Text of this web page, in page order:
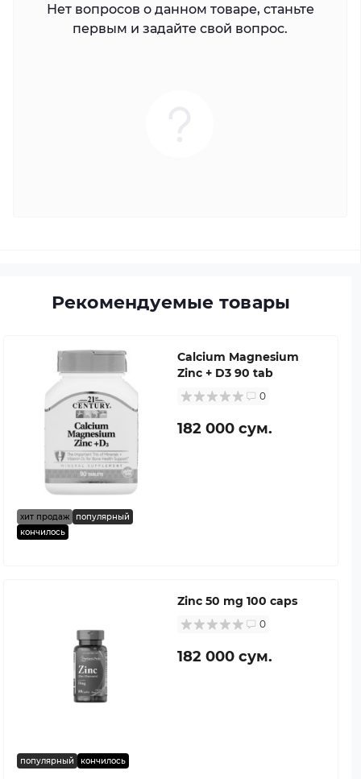
Нет вопросов о данном товаре, станьте
первым и задайте свой вопрос.
Рекомендуемые товары
хит продаж
популярный
кончилось
Calcium Magnesium
Zinc + D3 90 tab
0
182 000 сум.
популярный кончилось
Zinc 50 mg 100 caps
0
182 000 сум.